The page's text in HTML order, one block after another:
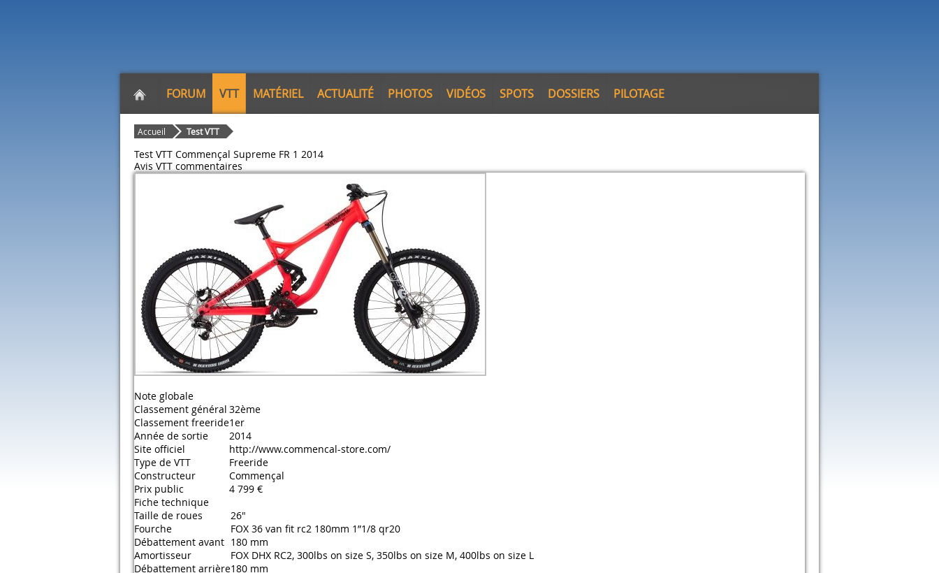
FORUM VTT MATÉRIEL ACTUALITÉ PHOTOS VIDÉOS SPOTS DOSSIERS PILOTAGE
Accueil Test VTT
Test VTT Commençal Supreme FR 1 2014
Avis VTT commentaires
Note globale
Classement général 32ème
Classement freeride1er
Année de sortie
2014
Site officiel
http://www.commencal-store.com/
Type de VTT
Freeride
Constructeur
Commençal
Prix public
4 799 €
Fiche technique
Taille de roues
26"
Fourche
FOX 36 van fit rc2 180mm 1”1/8 qr20
Débattement avant 180 mm
Amortisseur
FOX DHX RC2, 300lbs on size S, 350lbs on size M, 400lbs on size L
Débattement arrière180 mm